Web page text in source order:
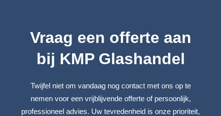
Vraag een offerte aan
bij KMP Glashandel
Twijfel niet om vandaag nog contact met ons op te
nemen voor een vrijblijvende offerte of persoonlijk,
professioneel advies. Uw tevredenheid is onze prioriteit,